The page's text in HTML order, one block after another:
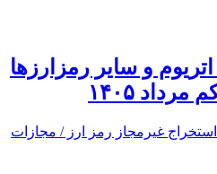
و سایر رمزارزها
۱۴۰۵